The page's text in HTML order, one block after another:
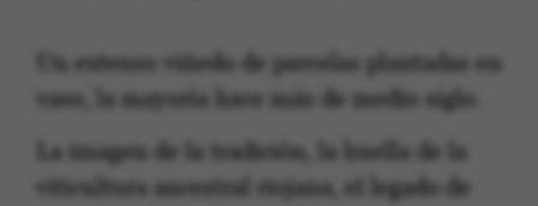
Un extenso viñedo de parcelas plantadas en
vaso, la mayoría hace más de medio siglo.
La imagen de la tradición, la huella de la
viticultura ancestral riojana, el legado de